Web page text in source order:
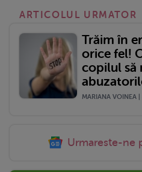
ARTICOLUL URMATOR
Trăim în
orice fel!
copilul să
MARIANA VOINEA
Urmareste-ne